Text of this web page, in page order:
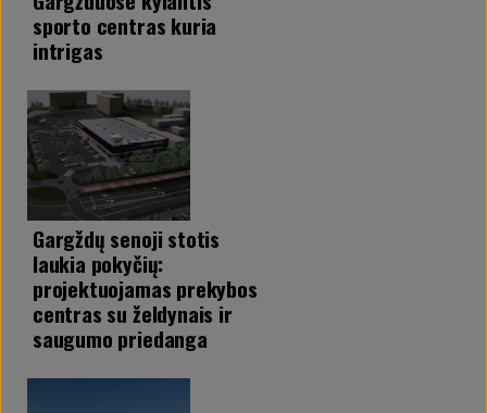
sporto centras kuria
intrigas
Gargždų senoji stotis
laukia pokyčių:
projektuojamas prekybos
centras su želdynais ir
saugumo priedanga